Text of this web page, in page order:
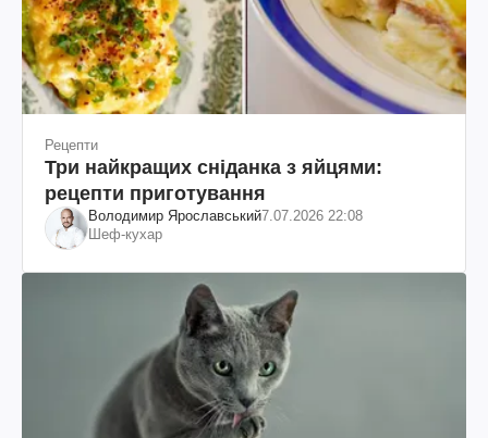
Рецепти
Три найкращих сніданка з яйцями:
рецепти приготування
Володимир Ярославський7.07.2026 22:08
Шеф-кухар